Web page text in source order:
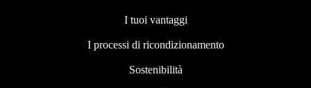
I tuoi vantaggi
I processi di ricondizionamento
Sostenibilità